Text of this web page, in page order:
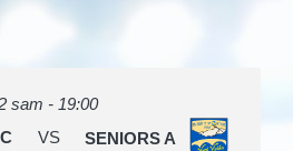
sam - 19:00
VS SENIORS A